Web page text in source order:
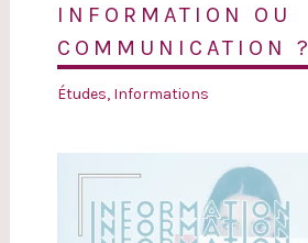
INFORMATION OU
COMMUNICATION ?
Études, Informations